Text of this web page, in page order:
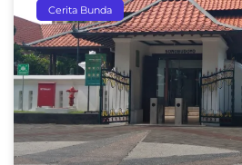
Cerita Bunda